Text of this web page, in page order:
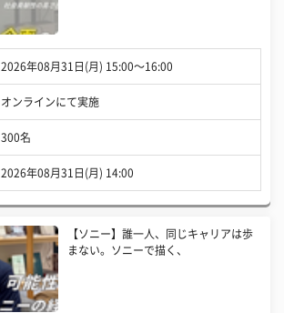
2026年08月31日(月) 15:00〜16:00
オンラインにて実施
300名
2026年08月31日(月) 14:00
【ソニー】誰一人、同じキャリアは歩
まない。ソニーで描く、